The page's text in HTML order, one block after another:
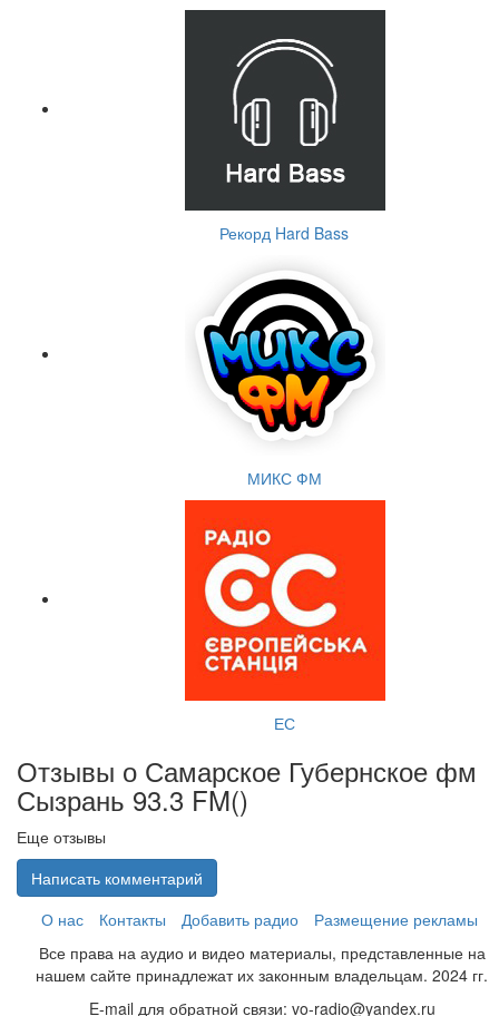
Рекорд Hard Bass
МИКС ФМ
ЕС
Отзывы о Самарское Губернское фм
Сызрань 93.3 FM()
Еще отзывы
Написать комментарий
О нас
Контакты Добавить радио
Размещение рекламы
Все права на аудио и видео материалы, представленные на
нашем сайте принадлежат их законным владельцам. 2024 гг.
E-mail для обратной связи: vo-radio@yandex.ru